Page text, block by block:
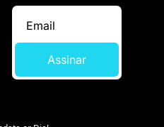
Assinar